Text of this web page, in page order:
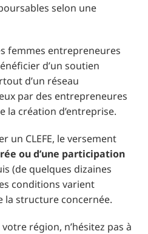
selon une
femmes entrepreneures
d’un soutien
d’un réseau
par des entrepreneures
la création d’entreprise.
un CLEFE, le versement
ou d’une participation
(de quelques dizaines
conditions varient
la structure concernée.
région, n’hésitez pas à